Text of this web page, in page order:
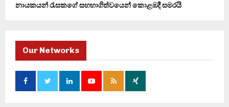
නායකයන් රැසකගේ සහභාගිත්වයෙන් කොළඹදී සමරයි
Our Networks